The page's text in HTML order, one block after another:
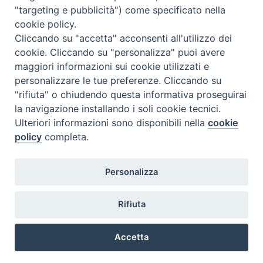
Istituto Superiore di Scienze Religiose
"Mons. Vincenzo Zoccali"
Via Pio XI, 236 - 89133 Reggio Calabria
Zoccali” – Reggio Calabria
"targeting e pubblicità") come specificato nella
cookie policy.
Cliccando su "accetta" acconsenti all'utilizzo dei
cookie. Cliccando su "personalizza" puoi avere
maggiori informazioni sui cookie utilizzati e
personalizzare le tue preferenze. Cliccando su
"rifiuta" o chiudendo questa informativa proseguirai
la navigazione installando i soli cookie tecnici.
Ulteriori informazioni sono disponibili nellacookie
policy completa.
Personalizza
Rifiuta
Accetta